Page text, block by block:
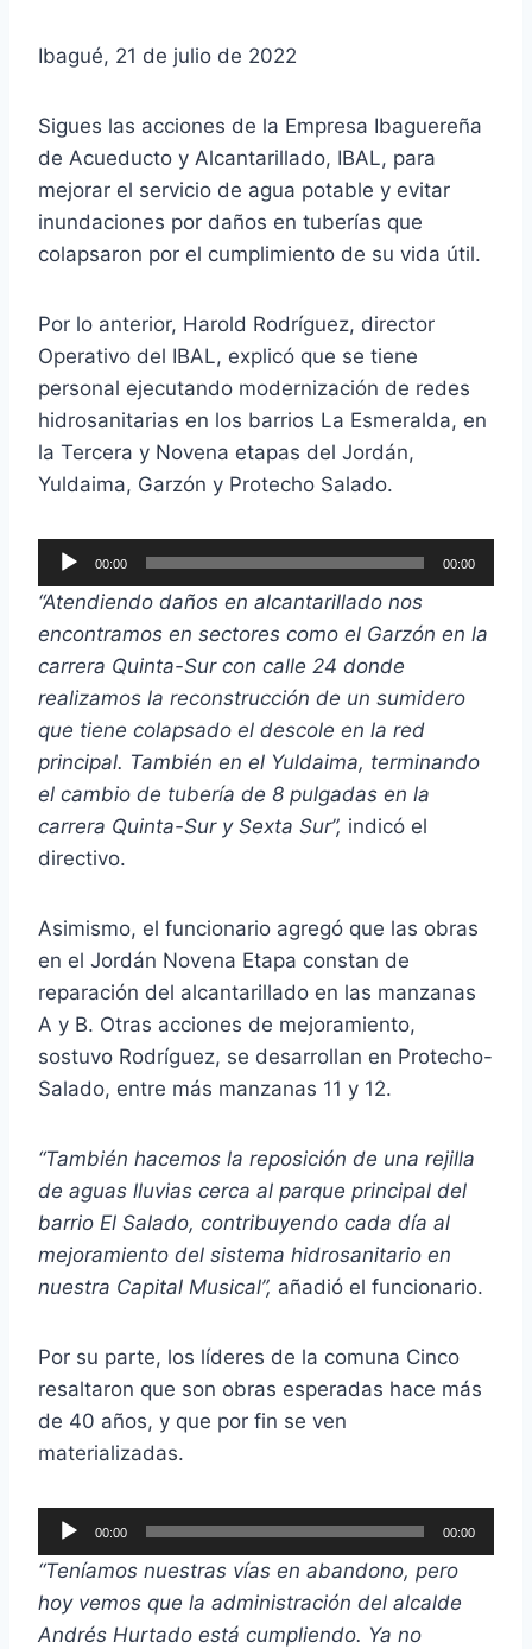
Ibagué, 21 de julio de 2022
Sigues las acciones de la Empresa Ibaguereña
de Acueducto y Alcantarillado, IBAL, para
mejorar el servicio de agua potable y evitar
inundaciones por daños en tuberías que
colapsaron por el cumplimiento de su vida útil.
Por lo anterior, Harold Rodríguez, director
Operativo del IBAL, explicó que se tiene
personal ejecutando modernización de redes
hidrosanitarias en los barrios La Esmeralda, en
la Tercera y Novena etapas del Jordán,
Yuldaima, Garzón y Protecho Salado.
e
r
o
u
c
t
o
r
e
a
u
d
i
o
00:00 00:00
“Atendiendo daños en alcantarillado nos
encontramos en sectores como el Garzón en la
carrera Quinta-Sur con calle 24 donde
realizamos la reconstrucción de un sumidero
que tiene colapsado el descole en la red
principal. También en el Yuldaima, terminando
el cambio de tubería de 8 pulgadas en la
carrera Quinta-Sur y Sexta Sur”, indicó el
directivo.
Asimismo, el funcionario agregó que las obras
en el Jordán Novena Etapa constan de
reparación del alcantarillado en las manzanas
A y B. Otras acciones de mejoramiento,
sostuvo Rodríguez, se desarrollan en Protecho-
Salado, entre más manzanas 11 y 12.
“También hacemos la reposición de una rejilla
de aguas lluvias cerca al parque principal del
barrio El Salado, contribuyendo cada día al
mejoramiento del sistema hidrosanitario en
nuestra Capital Musical”, añadió el funcionario.
Por su parte, los líderes de la comuna Cinco
resaltaron que son obras esperadas hace más
de 40 años, y que por fin se ven
materializadas.
e
00:00 00:00
“Teníamos nuestras vías en abandono, pero
hoy vemos que la administración del alcalde
Andrés Hurtado está cumpliendo. Ya no